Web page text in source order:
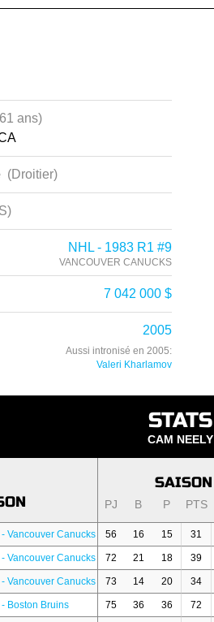
ans)
(Droitier)
NHL - 1983 R1 #9
VANCOUVER CANUCKS
7 042 000 $
2005
Aussi intronisé en 2005:
Valeri Kharlamov
STATS
CAM NEELY
SAISON
PJ B P PTS
- Vancouver Canucks 56 16 15 31
- Vancouver Canucks 72 21 18 39
- Vancouver Canucks 73 14 20 34
- Boston Bruins 75 36 36 72